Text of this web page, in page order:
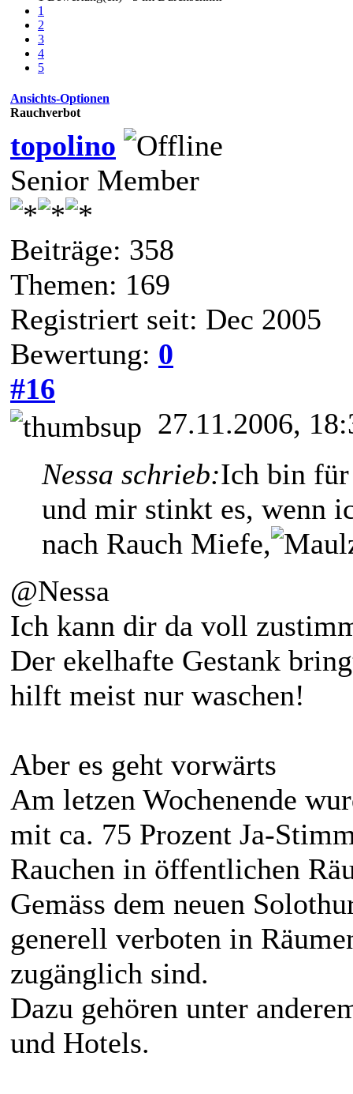
1
2
3
4
5
Ansichts-Optionen
Rauchverbot
topolino
Senior Member
Beiträge: 358
Themen: 169
Registriert seit: Dec 2005
Bewertung: 0
#16
27.11.2006,
Nessa schrieb:Ich bin
und mir stinkt es, wenn
nach Rauch Miefe,
@Nessa
Ich kann dir da voll
Der ekelhafte Gestank
hilft meist nur waschen!
Aber es geht vorwärts
Am letzen Wochenende
mit ca. 75 Prozent Ja-
Rauchen in öffentlichen
Gemäss dem neuen
generell verboten in
zugänglich sind.
Dazu gehören unter
und Hotels.